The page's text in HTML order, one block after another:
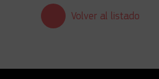
Volver al listado